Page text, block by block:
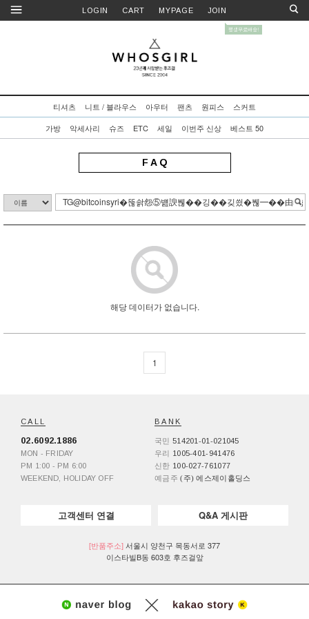
LOGIN CART MYPAGE JOIN
티셔츠 니트 / 블라우스 아우터 팬츠 원피스
스커트
가방
악세사리 슈즈 ETC 세일 이번주 신상 베스트 50
F A Q
해당 데이터가 없습니다.
1
CALL
02.6092.1886
MON - FRIDAY
PM 1:00 - PM 6:00
WEEKEND, HOLIDAY OFF
BANK
국민 514201-01-021045
우리 1005-401-941476
신한 100-027-761077
예금주 (주) 에스제이홀딩스
고객센터 연결 Q&A 게시판
[반품주소] 서울시 양천구 목동서로 377
이스타빌B동 603호 후즈걸앞